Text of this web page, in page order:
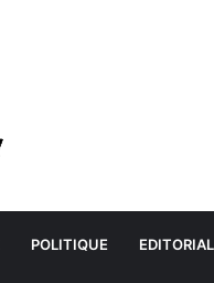
POLITIQUE EDITORIAL